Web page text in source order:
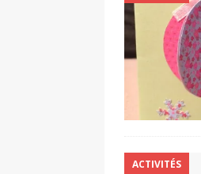
ACTIVITÉS